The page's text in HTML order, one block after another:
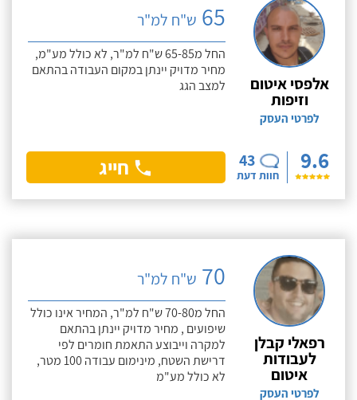
אלפסי איטום
וזיפות
לפרטי העסק
9.6
43
חוות דעת
65 ש"ח למ"ר
החל מ65-85 ש"ח למ"ר, לא כולל מע"מ,
מחיר מדויק יינתן במקום העבודה בהתאם
למצב הגג
חייג
רפאלי קבלן
לעבודות
איטום
לפרטי העסק
70 ש"ח למ"ר
החל מ70-80 ש"ח למ"ר, המחיר אינו כולל
שיפועים , מחיר מדויק יינתן בהתאם
למקרה וייבוצע התאמת חומרים לפי
דרישת השטח, מינימום עבודה 100 מטר,
לא כולל מע"מ